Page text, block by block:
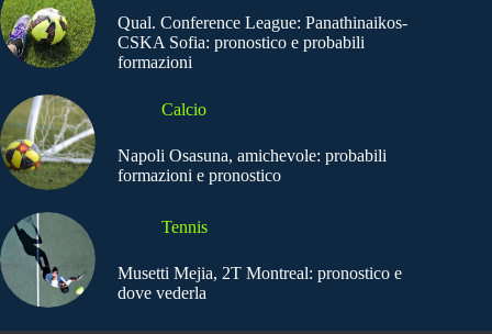
Qual. Conference League: Panathinaikos-
CSKA Sofia: pronostico e probabili
formazioni
Calcio
Napoli Osasuna, amichevole: probabili
formazioni e pronostico
Tennis
Musetti Mejia, 2T Montreal: pronostico e
dove vederla